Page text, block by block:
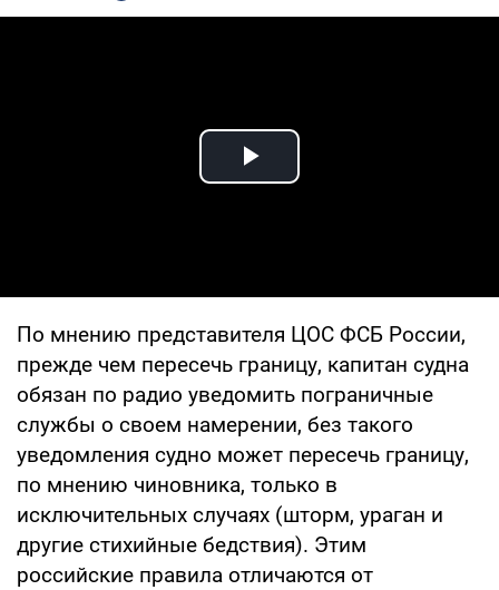
Play Video
По мнению представителя ЦОС ФСБ России,
прежде чем пересечь границу, капитан судна
обязан по радио уведомить пограничные
службы о своем намерении, без такого
уведомления судно может пересечь границу,
по мнению чиновника, только в
исключительных случаях (шторм, ураган и
другие стихийные бедствия). Этим
российские правила отличаются от